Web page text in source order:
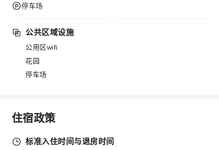
停车场
公共区域设施
公用区wifi
花园
停车场
住宿政策
标准入住时间与退房时间